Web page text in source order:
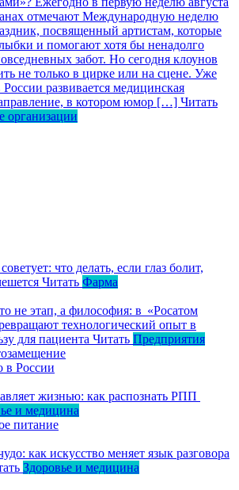
отмечают Международную неделю
посвященный артистам, которые
и помогают хотя бы ненадолго
забот. Но сегодня клоунов
не только в цирке или на сцене. Уже
развивается медицинская
в котором юмор […] Читать
организации
что делать, если глаз болит,
Читать Фарма
не этап, а философия: в «Росатом
технологический опыт в
для пациента Читать Предприятия
в России
жизнью: как распознать РПП
и медицина
питание
как искусство меняет язык разговора
Здоровье и медицина